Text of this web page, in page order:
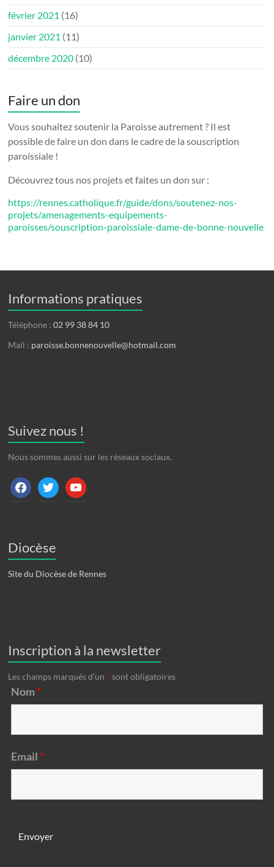
février 2021 (16)
janvier 2021 (11)
décembre 2020 (10)
Faire un don
Vous souhaitez soutenir la Paroisse autrement ? Il est
possible de faire un don dans le cadre de la souscription
paroissiale !
Découvrez tous nos projets et faites un don sur :
https://rennes.catholique.fr/guide/dons/soutenez-nos-
projets/amenagements-equipements-
paroisses/souscription-paroissiale-dame-de-bonne-nouvelle
Informations pratiques
Téléphone :02 99 38 84 10
Mail : paroisse.bonnenouvelle@hotmail.com
Suivez nous !
Nous sommes aussi sur les réseaux sociaux.
facebooktwitter youtube
Diocèse
Site du Diocèse de Rennes
Inscription à la newsletter
Les champs marqués d’un * sont obligatoires
Nom *
Email *